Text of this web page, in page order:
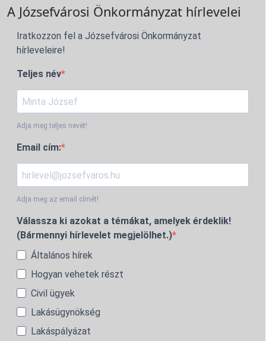
A Józsefvárosi Önkormányzat hírlevelei
Iratkozzon fel a Józsefvárosi Önkormányzat
hírleveleire!
Teljes név
Adja meg teljes nevét!
Email cím:
Adja meg az email címét!
Válassza ki azokat a témákat, amelyek érdeklik!
(Bármennyi hírlevelet megjelölhet.)
Általános hírek
Hogyan vehetek részt
Civil ügyek
Lakásügynökség
Lakáspályázat